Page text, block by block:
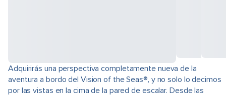
Adquirirás una perspectiva completamente nueva de la
aventura a bordo del Vision of the Seas®, y no solo lo decimos
por las vistas en la cima de la pared de escalar. Desde las